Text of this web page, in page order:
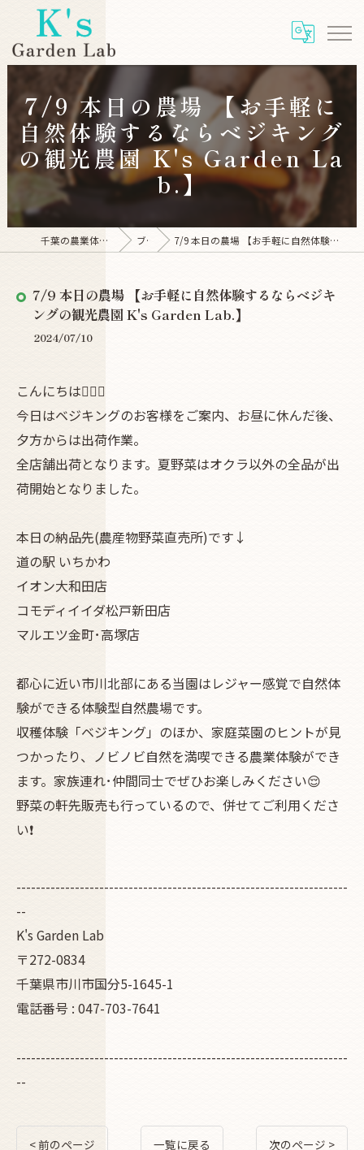
7/9 本日の農場 【お手軽に
自然体験するならベジキング
の観光農園 K's Garden La
b.】
千葉の農業体験ならK's Garden Lab ブログ 7/9 本日の農場 【お手軽に自然体験するならベジキングの観光農園 K's Garden Lab.】
7/9 本日の農場 【お手軽に自然体験するならベジキ
ングの観光農園 K's Garden Lab.】
2024/07/10
こんにちは🏃🏿‍♀️
今日はベジキングのお客様をご案内、お昼に休んだ後、
夕方からは出荷作業。
全店舗出荷となります。夏野菜はオクラ以外の全品が出
荷開始となりました。
本日の納品先(農産物野菜直売所)です↓
道の駅 いちかわ
イオン大和田店
コモディイイダ松戸新田店
マルエツ金町･高塚店
都心に近い市川北部にある当園はレジャー感覚で自然体
験ができる体験型自然農場です。
収穫体験「ベジキング」のほか、家庭菜園のヒントが見
つかったり、ノビノビ自然を満喫できる農業体験ができ
ます。家族連れ･仲間同士でぜひお楽しみください😌
野菜の軒先販売も行っているので、併せてご利用くださ
い❗
--------------------------------------------------------------------
--
K's Garden Lab
〒272-0834
千葉県市川市国分5-1645-1
電話番号 : 047-703-7641
--------------------------------------------------------------------
--
< 前のページ 一覧に戻る 次のページ >